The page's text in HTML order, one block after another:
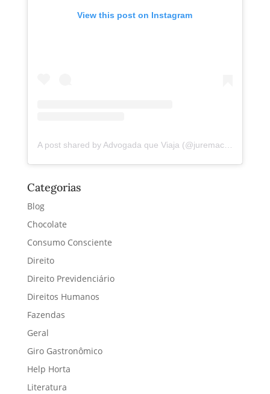
View this post on Instagram
A post shared by Advogada que Viaja (@juremacintra)
Categorias
Blog
Chocolate
Consumo Consciente
Direito
Direito Previdenciário
Direitos Humanos
Fazendas
Geral
Giro Gastronômico
Help Horta
Literatura